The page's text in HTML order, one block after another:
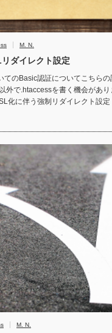
M. N.
ダイレクト設定
てのBasic認証についてこちらの
外で.htaccessを書く機会があり
化に伴う強制リダイレクト設
M. N.